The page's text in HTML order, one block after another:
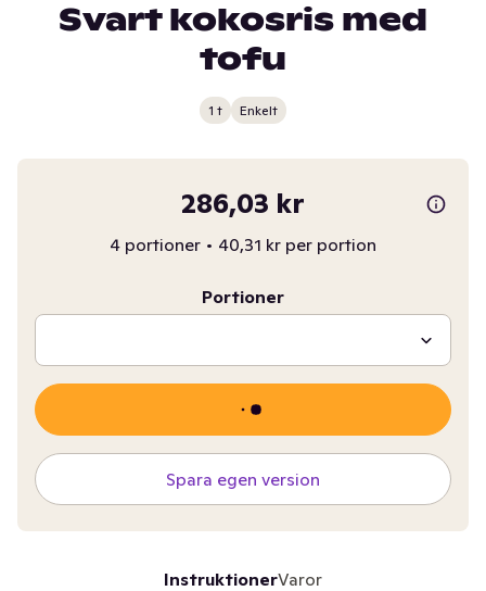
Svart kokosris med
tofu
1 t Enkelt
286,03 kr
4 portioner • 40,31 kr per portion
Portioner
Spara egen version
InstruktionerVaror